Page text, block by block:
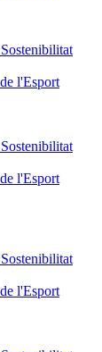
l'Esport
l'Esport
l'Esport